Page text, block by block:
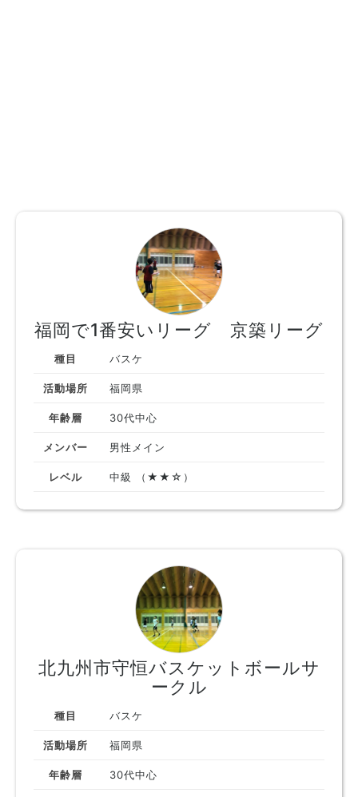
福岡で1番安いリーグ 京築リーグ
種目 バスケ
活動場所 福岡県
年齢層 30代中心
メンバー 男性メイン
レベル 中級 （★★☆）
北九州市守恒バスケットボールサ
ークル
種目 バスケ
活動場所 福岡県
年齢層 30代中心